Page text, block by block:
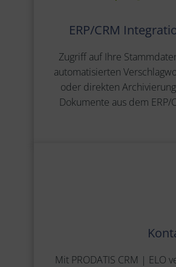
ERP/CRM
Zugriff auf Ihre
automatisierten
oder direkten
Dokumente aus dem ERP/
Mit PRODATIS CRM | ELO